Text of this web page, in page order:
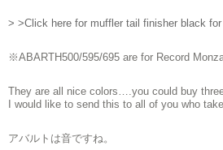
> >Click here for muffler tail finisher black
※ABARTH500/595/695 are for Record
They are all nice colors….you could buy
I would like to send this to all of you who
アバルトは音ですね。